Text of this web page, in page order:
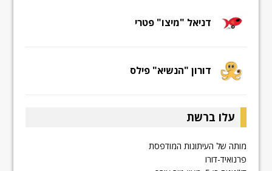
דניאל "מיצו" פטרי
דורון "הנשיא" פילס
עלו ברשת
מותה של העיתונות המודפסת
פרנואיד-דורו